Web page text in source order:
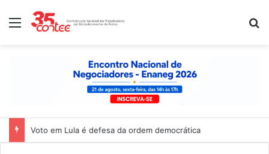
Menu
Voto em Lula é defesa da ordem democrática